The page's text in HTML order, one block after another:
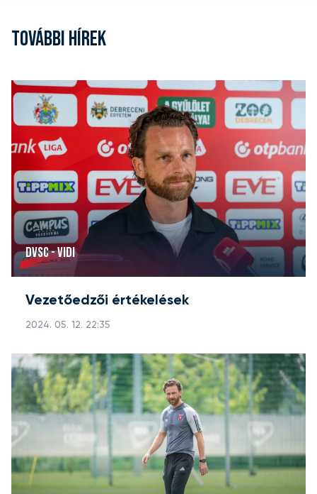
TOVÁBBI HÍREK
DVSC - VIDI
Vezetőedzői értékelések
2024. 05. 12. 22:35